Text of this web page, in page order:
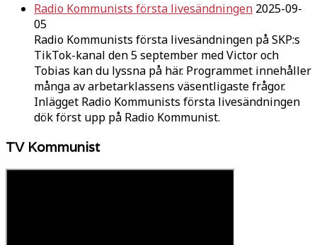
Radio Kommunists första livesändningen 2025-09-
05
Radio Kommunists första livesändningen på SKP:s
TikTok-kanal den 5 september med Victor och
Tobias kan du lyssna på här. Programmet innehåller
många av arbetarklassens väsentligaste frågor.
Inlägget Radio Kommunists första livesändningen
dök först upp på Radio Kommunist.
TV Kommunist